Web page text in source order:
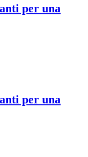
per una
per una